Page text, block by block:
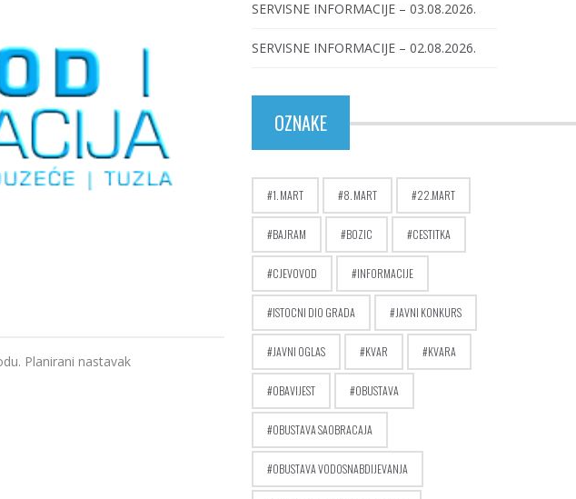
Planirani nastavak
SERVISNE INFORMACIJE – 03.08.2026.
SERVISNE INFORMACIJE – 02.08.2026.
OZNAKE
1. MART 8. MART 22.MART
BAJRAM BOZIC CESTITKA
CJEVOVOD INFORMACIJE
ISTOCNI DIO GRADA JAVNI KONKURS
JAVNI OGLAS KVAR KVARA
OBAVIJEST OBUSTAVA
OBUSTAVA SAOBRACAJA
OBUSTAVA VODOSNABDIJEVANJA